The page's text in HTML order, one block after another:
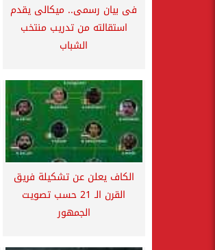
فى بيان رسمى.. ميكالى يقدم
استقالته من تدريب منتخب
الشباب
الكاف يعلن عن تشكيلة فريق
القرن الـ 21 حسب تصويت
الجمهور